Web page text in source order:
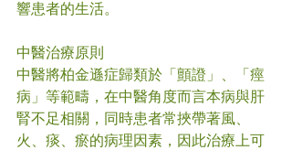
響患者的生活。
中醫治療原則
中醫將柏金遜症歸類於「顫證」、「痙
病」等範疇，在中醫角度而言本病與肝
腎不足相關，同時患者常挾帶著風、
火、痰、瘀的病理因素，因此治療上可